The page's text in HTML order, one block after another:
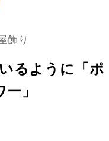
飾り
るように「ポ
」